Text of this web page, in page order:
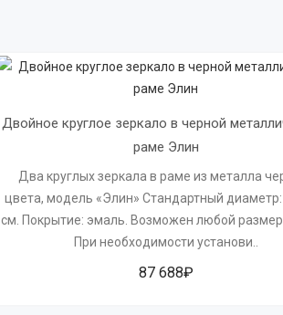
Двойное круглое зеркало в черной
раме Элин
Два круглых зеркала в раме из металла
цвета, модель «Элин» Стандартный диаметр:
см. Покрытие: эмаль. Возможен любой размер
При необходимости установи..
87 688₽